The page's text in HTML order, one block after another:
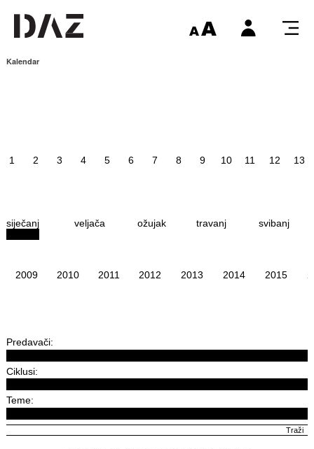
Kalendar
1 2 3 4 5 6 7 8 9 10 11 12 13
siječanj veljača ožujak travanj svibanj
2009 2010 2011 2012 2013 2014 2015
Predavači:
Ciklusi:
Teme: